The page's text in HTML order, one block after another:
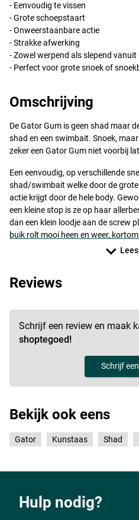
- Eenvoudig te vissen
- Grote schoepstaart
- Onweerstaanbare actie
- Strakke afwerking
- Zowel werpend als slepend
- Perfect voor grote snoek of
Omschrijving
De Gator Gum is geen shad maar
shad en een swimbait. Snoek,
zeker een Gator Gum niet voorbij
Een eenvoudig, op verschillende
shad/swimbait welke door de
actie krijgt door de hele body.
een kleine stop is ze op haar
dan een klein loodje aan de screw
buik rolt mooi heen en weer,
Reviews
Schrijf een review en maak
shoptegoed!
Schrijf
Bekijk ook eens
Gator Kunstaas Shad
Hulp nodig?